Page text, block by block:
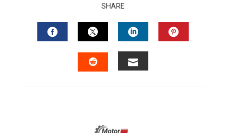
SHARE
FACEBOOKTWITTERLINKEDIN